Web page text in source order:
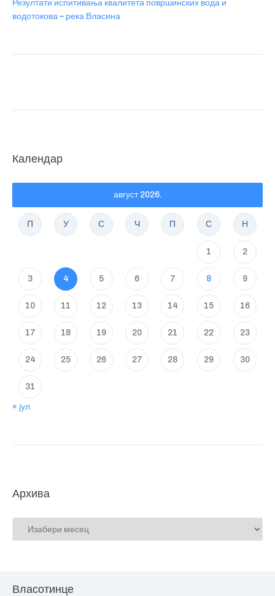
Резултати испитивања квалитета површинских вода и
водотокова – река Власина
Календар
август 2026.
П У С Ч П С Н
1 2
3 4 5 6 7 8 9
10 11 12 13 14 15 16
17 18 19 20 21 22 23
24 25 26 27 28 29 30
31
« јул
Архива
Власотинце